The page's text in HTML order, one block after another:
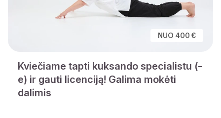
NUO 400 €
Kviečiame tapti kuksando specialistu (-
e) ir gauti licenciją! Galima mokėti
dalimis